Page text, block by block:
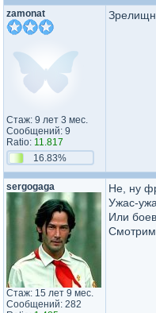
zamonat
Стаж: 9 лет 3 мес.
Сообщений: 9
Ratio: 11.817
16.83%
sergogaga
Стаж: 15 лет 9 мес.
Сообщений: 282
Не, ну
Ужас-
Или